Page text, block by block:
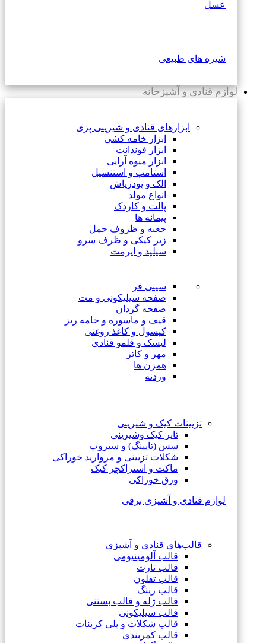
عسل
شیره های طبیعی
لوازم قنادی و آشپزخانه
ابزارهای قنادی و شیرینی پزی
ابزار خامه کشی
ابزار فوندانت
ابزار میوه آرایی
استامپ و استنسیل
الک و پودرپاش
انواع مولد
پالت و کاردک
پیمانه ها
جعبه و ظروف حمل
زیر کیکی و ظرف سرو
سیلپد و ایرمت
سینی فر
صفحه سیلیکونی و مت
صفحه گردان
قیف و ماسوره و خامه ریز
کپسول و کاغذ روغنی
لیسک و قلمو قنادی
مهر و کاتر
همزن ها
وردنه
تزیینات کیک و شیرینی
تاپر کیک وشیرینی
سس (تاپینگ) و سیروپ
شکلات تزیینی و مروارید خوراکی
ماکت و استراکچر کیک
ورق خوراکی
لوازم قنادی و آشپزی برقی
قالب‌های قنادی و آشپزی
قالب آلومینیومی
قالب تارت
قالب تفلون
قالب رینگ
قالب ژله و قالب بستنی
قالب سیلیکونی
قالب شکلات و پلی کربنات
قالب کمربندی